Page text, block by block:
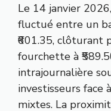
Le 14 janvier
fluctué entre un
₹601.35, clôturant
fourchette à
intrajournalière
investisseurs face
mixtes. La